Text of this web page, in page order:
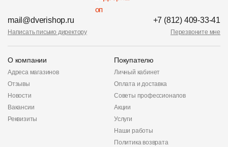
mail@dverishop.ru
Написать письмо директору
+7 (812) 409-33-41
Перезвоните мне
О компании
Адреса магазинов
Отзывы
Новости
Вакансии
Реквизиты
Покупателю
Личный кабинет
Оплата и доставка
Советы профессионалов
Акции
Услуги
Наши работы
Политика возврата